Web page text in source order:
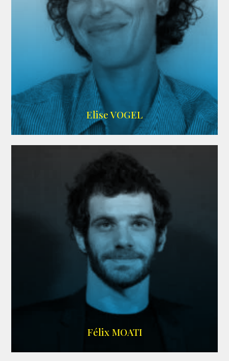
AGENCE IF ONLY
Elise VOGEL
Félix MOATI